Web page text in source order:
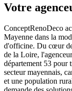
Votre
ConceptRenoDeco
Mayenne dans la
d'officine. Du cœur
de la Loire,
département 53 pour
secteur mayennais,
et une population